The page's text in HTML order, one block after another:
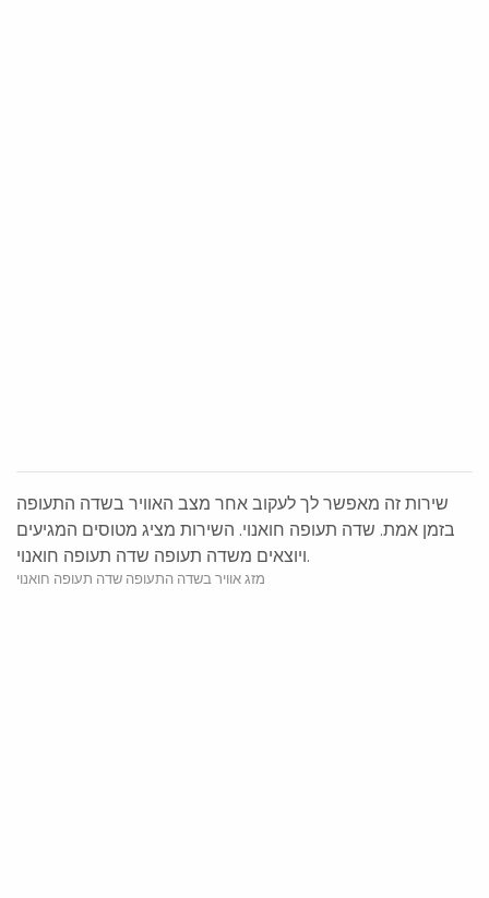
שירות זה מאפשר לך לעקוב אחר מצב האוויר בשדה התעופה
בזמן אמת. שדה תעופה חואנוי. השירות מציג מטוסים המגיעים
ויוצאים משדה תעופה שדה תעופה חואנוי.
מזג אוויר בשדה התעופה שדה תעופה חואנוי